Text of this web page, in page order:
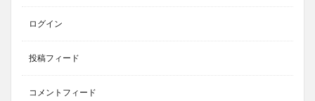
ログイン
投稿フィード
コメントフィード